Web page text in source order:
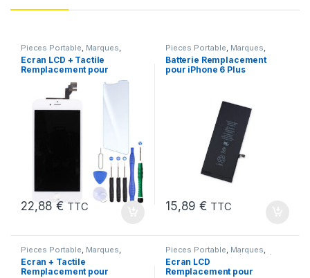
Pieces Portable Marques
Apple iPhone 6 Plus
Ecran LCD + Tactile
Remplacement pour
22,88€ TTC
Pieces Portable Marques
iPhone 6 Plus Batteries et
chargeurs,Batteries Apple
Batterie Remplacement
pour iPhone 6 Plus
15,89€ TTC
Pieces Portable Marques
Apple iPhone 5C
Ecran + Tactile
Remplacement pour
Pieces Portable Marques
Apple iPhone 5 SE (1er Gen)
Ecran LCD
Remplacement pour